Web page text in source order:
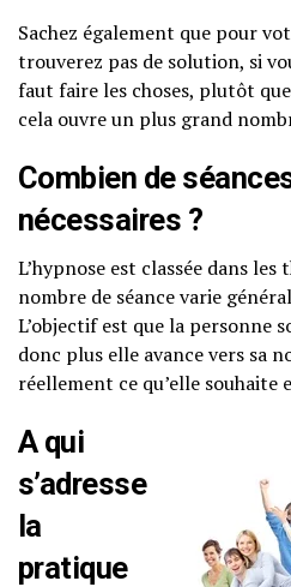
Sachez également que pour
trouverez pas de solution, si
faut faire les choses, plutôt
cela ouvre un plus grand
Combien de
nécessaires ?
L’hypnose est classée dans les
nombre de séance varie
L’objectif est que la personne
donc plus elle avance vers sa
réellement ce qu’elle souhaite
A qui
s’adresse
la
pratique